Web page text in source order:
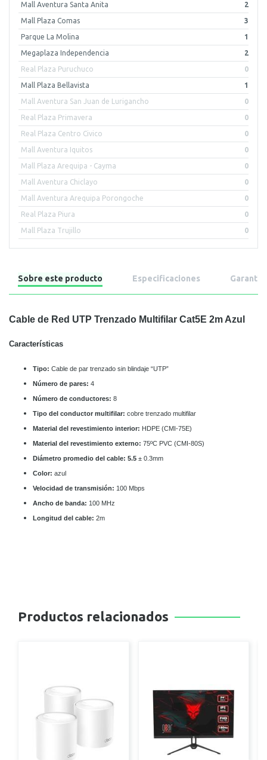
Mall Aventura Santa Anita 2
Mall Plaza Comas 3
Parque La Molina 1
Megaplaza Independencia 2
Real Plaza Puruchuco 0
Mall Plaza Bellavista 1
Mall Aventura San Juan de Lurigancho 0
Real Plaza Primavera 0
Real Plaza Centro Civico 0
Mall Aventura Iquitos 0
Mall Plaza Arequipa - Cayma 0
Mall Aventura Chiclayo 0
Mall Aventura Arequipa Porongoche 0
Real Plaza Piura 0
Mall Plaza Trujillo 0
Sobre este producto Especificaciones Garantía
Cable de Red UTP Trenzado Multifilar Cat5E 2m Azul
Características
Tipo: Cable de par trenzado sin blindaje “UTP”
Número de pares: 4
Número de conductores: 8
Tipo del conductor multifilar: cobre trenzado multifilar
Material del revestimiento interior: HDPE (CMI-75E)
Material del revestimiento externo: 75ºC PVC (CMI-80S)
Diámetro promedio del cable: 5.5 ± 0.3mm
Color: azul
Velocidad de transmisión: 100 Mbps
Ancho de banda: 100 MHz
Longitud del cable: 2m
Productos relacionados